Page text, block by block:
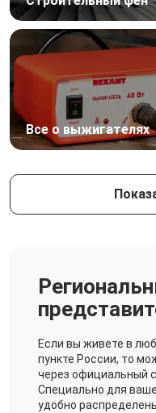
Все о выжигателях
Если вы живете в
пункте России, то
через официальный
Специально для
удобно